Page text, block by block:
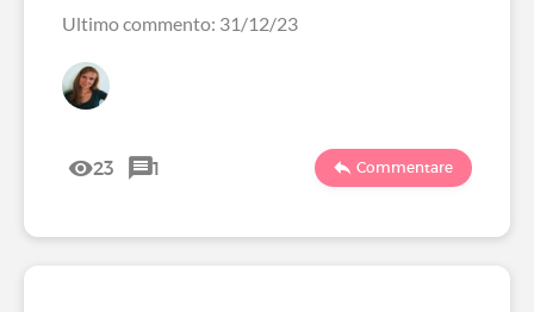
Ultimo commento: 31/12/23
23 1 Commentare